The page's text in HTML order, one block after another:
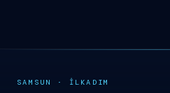
SAMSUN · İ LKADIM